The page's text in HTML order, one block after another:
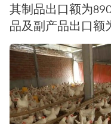
其制品出口额为
品及副产品出口额